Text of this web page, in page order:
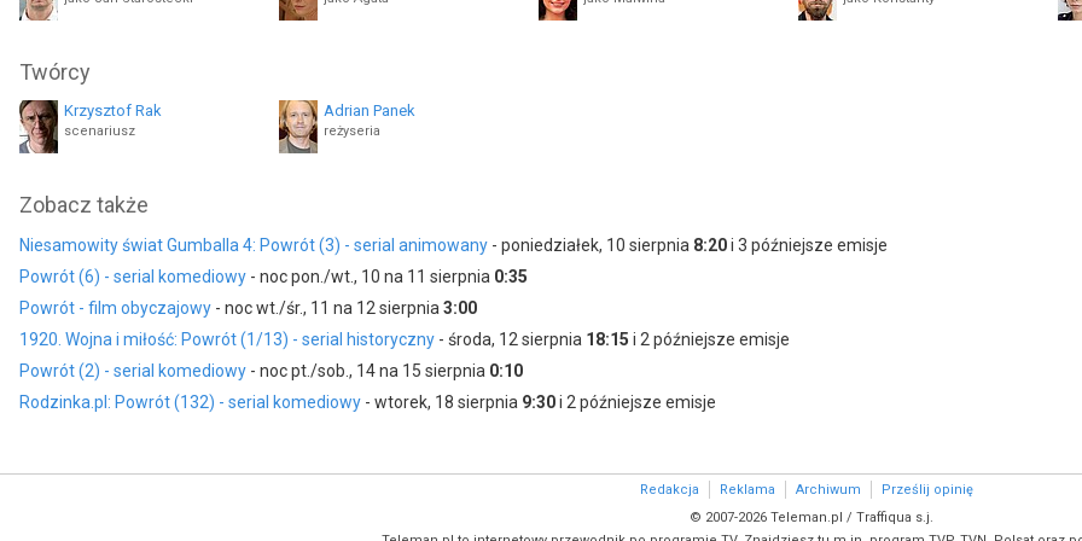
Twórcy
Krzysztof Rak
scenariusz
Adrian Panek
reżyseria
Zobacz także
Niesamowity świat Gumballa 4: Powrót (3) - serial animowany - poniedziałek, 10 sierpnia 8:20i 3 późniejsze emisje
Powrót (6) - serial komediowy - noc pon./wt., 10 na 11 sierpnia 0:35
Powrót - film obyczajowy - noc wt./śr., 11 na 12 sierpnia 3:00
1920. Wojna i miłość: Powrót (1/13) - serial historyczny - środa, 12 sierpnia 18:15 i 2 późniejsze emisje
Powrót (2) - serial komediowy - noc pt./sob., 14 na 15 sierpnia 0:10
Rodzinka.pl: Powrót (132) - serial komediowy - wtorek, 18 sierpnia 9:30i 2 późniejsze emisje
Redakcja Reklama Archiwum
Prześlij opinię
© 2007-2026 Teleman.pl / Traffiqua s.j.